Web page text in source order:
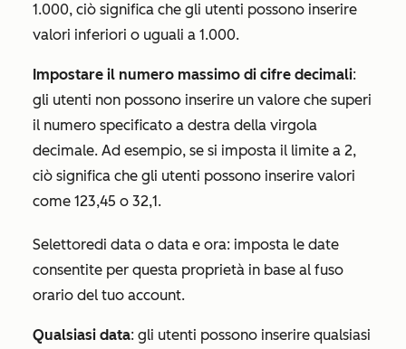
1.000, ciò significa che gli utenti possono inserire
valori inferiori o uguali a 1.000.
Impostare il numero massimo di cifre decimali:
gli utenti non possono inserire un valore che superi
il numero specificato a destra della virgola
decimale. Ad esempio, se si imposta il limite a 2,
ciò significa che gli utenti possono inserire valori
come 123,45 o 32,1.
Selettoredi data o data e ora: imposta le date
consentite per questa proprietà in base al fuso
orario del tuo account.
Qualsiasi data: gli utenti possono inserire qualsiasi